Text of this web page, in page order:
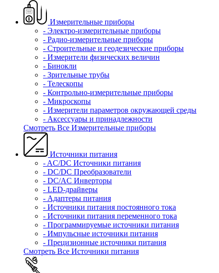
Измерительные приборы
- Электро-измерительные приборы
- Радио-измерительные приборы
- Строительные и геодезические приборы
- Измерители физических величин
- Бинокли
- Зрительные трубы
- Телескопы
- Контрольно-измерительные приборы
- Микроскопы
- Измерители параметров окружающей среды
- Аксессуары и принадлежности
Смотреть Все Измерительные приборы
Источники питания
- AC/DC Источники питания
- DC/DC Преобразователи
- DC/AC Инверторы
- LED-драйверы
- Адаптеры питания
- Источники питания постоянного тока
- Источники питания переменного тока
- Программируемые источники питания
- Импульсные источники питания
- Прецизионные источники питания
Смотреть Все Источники питания